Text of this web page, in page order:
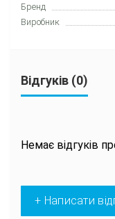
Бренд
Виробник
Відгуків (0)
Немає відгуків
+ Написати